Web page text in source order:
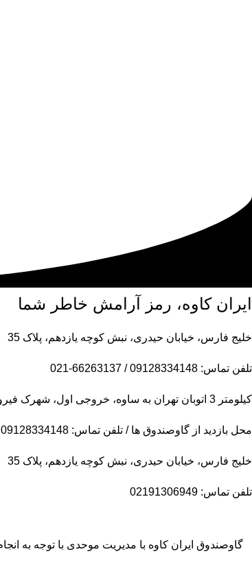
ایران کاوه، رمز آرامش خاطر شما
خلیج فارس، خیابان حیدری، نبش کوچه یازدهم، پلاک 35
تلفن تماس: 09128334148 / 66263137-021
کیلومتر 3 اتوبان تهران به ساوه، خروجی اول، شهرک فیروز بهرام (انبار مرکزی)
محل بازدید از گاوصندوق ها / تلفن تماس: 09128334148 / 09102230225
خلیج فارس، خیابان حیدری، نبش کوچه یازدهم، پلاک 35
تلفن تماس: 02191306949
گاوصندوق ایران کاوه با مدیریت موحدی با توجه به